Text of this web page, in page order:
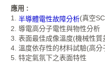
應用 :
1. 半導體電性故障分析(真空
2. 導電高分子電性與物性分析
3. 表面最佳成像溫度(機械性質
4. 溫度依存性的材料試驗(高分
5. 特定氣氛下之表面特性